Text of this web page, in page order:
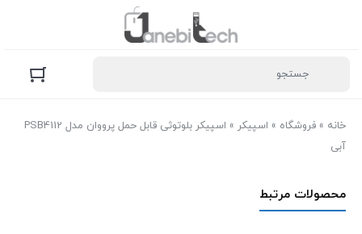
خانه » فروشگاه » اسپیکر »
اسپیکر بلوتوثی قابل حمل پرووان مدل PSB4112
آبی
محصولات مرتبط